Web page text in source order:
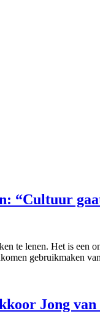
“Cultuur
te lenen. Het is
gebruikmaken
Jong